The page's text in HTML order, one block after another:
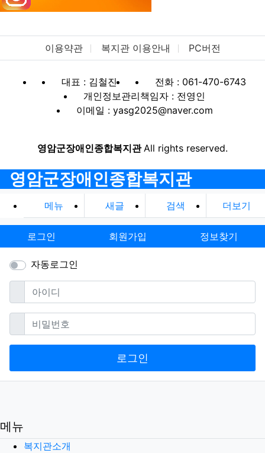
이용약관 복지관 이용안내 PC버전
대표 : 김철진
전화 : 061-470-6743
개인정보관리책임자 : 전영인
이메일 : yasg2025@naver.com
영암군장애인종합복지관 All rights reserved.
영암군장애인종합복지관
메뉴 새글 검색 더보기
로그인 회원가입 정보찾기
자동로그인
아이디필수
비밀번호필수
로그인
메뉴
복지관소개